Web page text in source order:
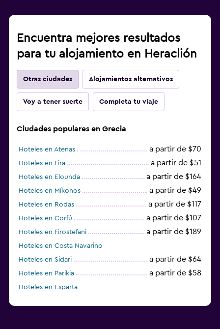
Encuentra mejores resultados
para tu alojamiento en Heraclión
Otras ciudades Alojamientos alternativos
Voy a tener suerte Completa tu viaje
Ciudades populares en Grecia
Hoteles en Atenas a partir de $70
Hoteles en Fira a partir de $51
Hoteles en Elounda a partir de $164
Hoteles en Míkonos a partir de $49
Hoteles en Rodas a partir de $117
Hoteles en Corfú a partir de $107
Hoteles en Firostefani a partir de $189
Hoteles en Costa Navarino
Hoteles en Sidari
a partir de $64
Hoteles en Parikia a partir de $58
Hoteles en Esparta